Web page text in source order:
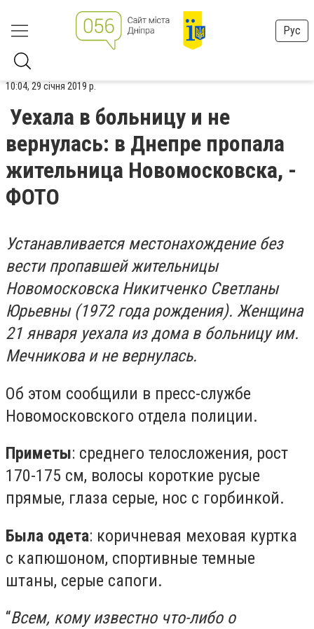
Рус
10:04, 29 січня 2019 р.
Уехала в больницу и не
вернулась: в Днепре пропала
жительница Новомосковска, -
ФОТО
Устанавливается местонахождение без
вести пропавшей жительницы
Новомосковска Никитченко Светланы
Юрьевны (1972 года рождения). Женщина
21 января уехала из дома в больницу им.
Мечникова и не вернулась.
Об этом сообщили в пресс-службе
Новомосковского отдела полиции.
Приметы: среднего телосложения, рост
170-175 см, волосы короткие русые
прямые, глаза серые, нос с горбинкой.
Была одета: коричневая меховая куртка
с капюшоном, спортивные темные
штаны, серые сапоги.
“Всем, кому известно что-либо о